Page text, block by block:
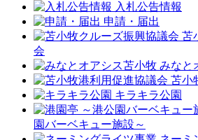
入札公告情報
申請・届出
苫
会
みなと
苫小
キラキラ公園
園バーベキュー施設～